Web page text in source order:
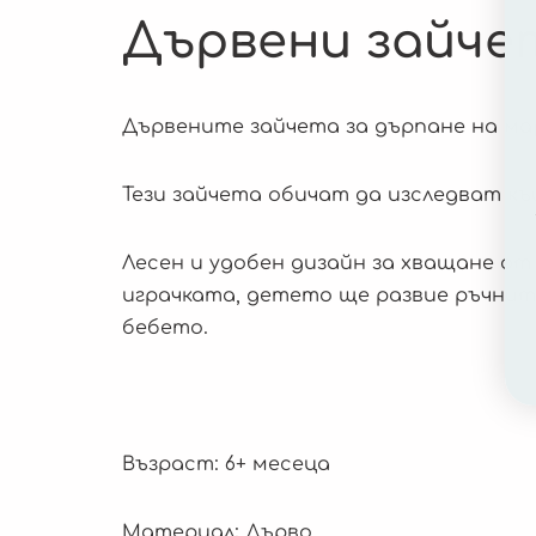
Дървени
Дървените зайчета за дърпане на
Тези зайчета обичат да изследват
Лесен и удобен дизайн за хващане
играчката, детето ще развие
бебето.
Възраст: 6+ месеца